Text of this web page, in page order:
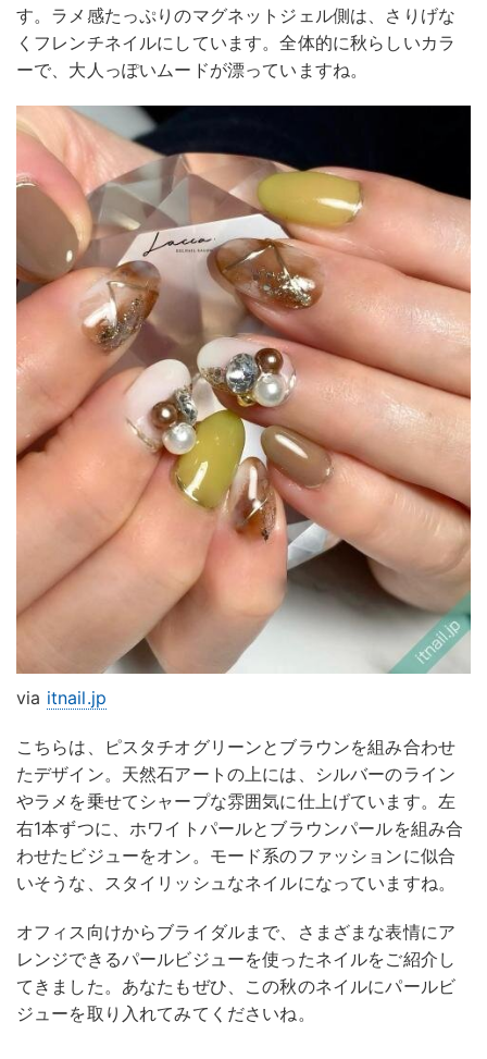
す。ラメ感たっぷりのマグネットジェル側は、さりげな
くフレンチネイルにしています。全体的に秋らしいカラ
ーで、大人っぽいムードが漂っていますね。
via itnail.jp
こちらは、ピスタチオグリーンとブラウンを組み合わせ
たデザイン。天然石アートの上には、シルバーのライン
やラメを乗せてシャープな雰囲気に仕上げています。左
右1本ずつに、ホワイトパールとブラウンパールを組み合
わせたビジューをオン。モード系のファッションに似合
いそうな、スタイリッシュなネイルになっていますね。
オフィス向けからブライダルまで、さまざまな表情にア
レンジできるパールビジューを使ったネイルをご紹介し
てきました。あなたもぜひ、この秋のネイルにパールビ
ジューを取り入れてみてくださいね。